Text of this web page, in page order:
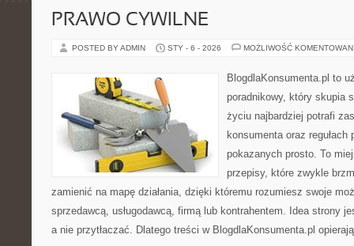
PRAWO CYWILNE
POSTED BY ADMIN STY - 6 - 2026 MOŻLIWOŚĆ
BlogdlaKonsumenta.pl to
poradnikowy, który skupia
życiu najbardziej potrafi
konsumenta oraz regułach
pokazanych prosto. To
przepisy, które zwykle
zamienić na mapę działania, dzięki któremu rozumiesz swoje
sprzedawcą, usługodawcą, firmą lub kontrahentem. Idea strony
a nie przytłaczać. Dlatego treści w BlogdlaKonsumenta.pl